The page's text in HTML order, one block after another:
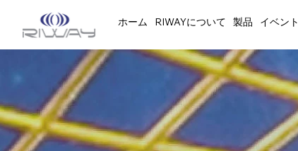
ホーム RIWAYについて 製品 イベント